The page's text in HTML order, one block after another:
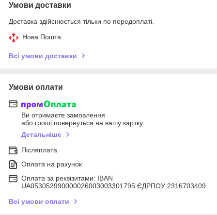
Умови доставки
Доставка здійснюється тільки по передоплаті.
Нова Пошта
Всі умови доставки
Умови оплати
Ви отримаєте замовлення
або гроші повернуться на вашу картку
Детальніше
Післяплата
Оплата на рахунок
Оплата за реквізитами: IBAN
UA053052990000026003003301795 ЄДРПОУ 2316703409
Всі умови оплати